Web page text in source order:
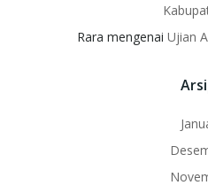
Rara mengenai Ujian